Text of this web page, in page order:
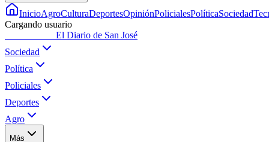
InicioAgroCulturaDeportesOpiniónPolicialesPolíticaSociedad
Cargando usuario
El Diario de San José
Sociedad
Política
Policiales
Deportes
Agro
Más